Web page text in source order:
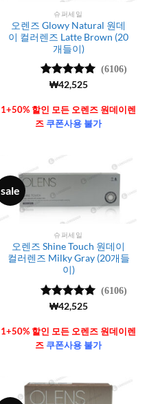
슈퍼세일
오렌즈 Glowy Natural 원데
이 컬러렌즈 Latte Brown (20
개들이)
5 중에서
가됨
(6106)
₩42,525
1+50% 할인 모든 오렌즈 원데이렌
즈 쿠폰사용 불가
sale
슈퍼세일
오렌즈 Shine Touch 원데이
컬러렌즈 Milky Gray (20개들
이)
5 중에서
가됨
(6106)
₩42,525
1+50% 할인 모든 오렌즈 원데이렌
즈 쿠폰사용 불가